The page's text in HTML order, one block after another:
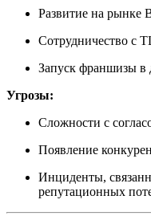
Развитие на рынке
Сотрудничество с
Запуск франшизы в
Угрозы:
Сложности с
Появление
Инциденты,
репутационных